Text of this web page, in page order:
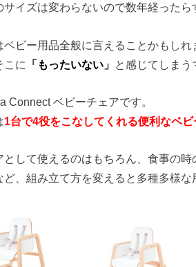
サイズは変わらないので数年経ったら
ベビー用品全般に言えることかもしれ
こに
「もったいない」 と感じてしまう
Connect ベビーチェアです。
1台で4役をこなしてくれる便利なベ
として使えるのはもちろん、食事の
ど、組み立て方を変えると多種多様な